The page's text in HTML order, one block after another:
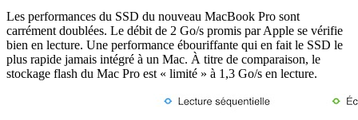
Les performances du SSD du nouveau MacBook Pro sont
carrément doublées. Le débit de 2 Go/s promis par Apple se vérifie
bien en lecture. Une performance ébouriffante qui en fait le SSD le
plus rapide jamais intégré à un Mac. À titre de comparaison, le
stockage flash du Mac Pro est « limité » à 1,3 Go/s en lecture.